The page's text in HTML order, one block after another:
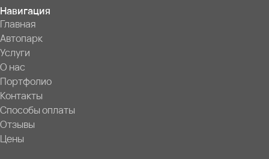
Навигация
Главная
Автопарк
Услуги
О нас
Портфолио
Контакты
Способы оплаты
Отзывы
Цены